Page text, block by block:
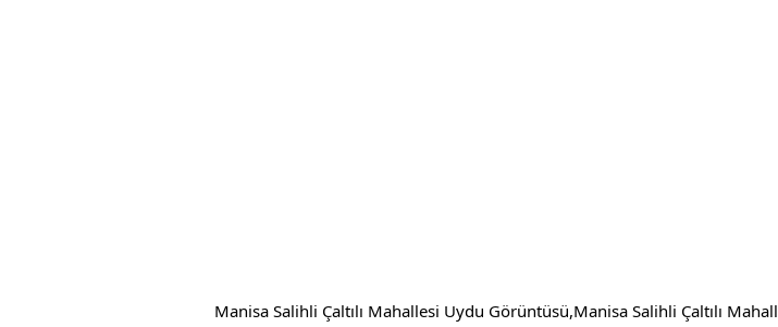
Manisa Salihli Çaltılı Mahallesi Uydu Görüntüsü,Manisa Salihli Çaltılı